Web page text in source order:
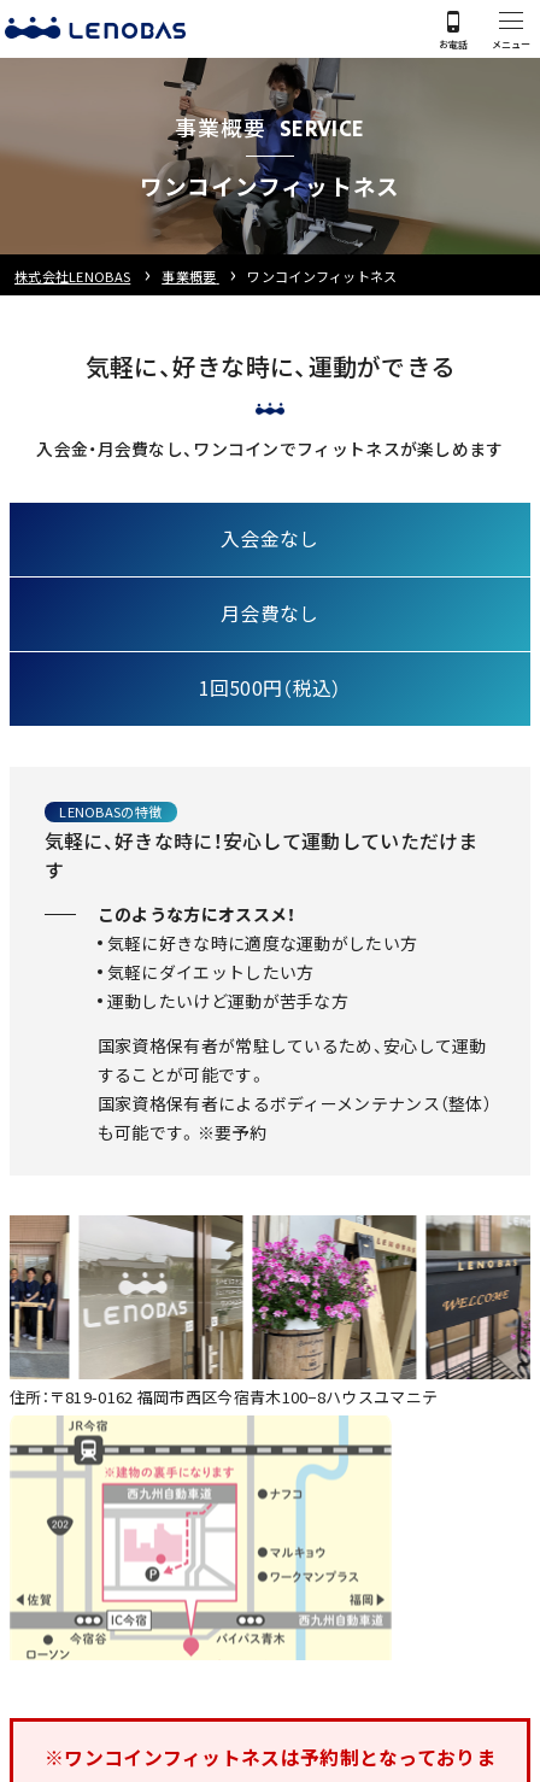
事業概要 SERVICE
ワンコインフィットネス
株式会社LENOBAS 事業概要 ワンコインフィットネス
気軽に、好きな時に、運動ができる
入会金・月会費なし、ワンコインでフィットネスが楽しめます
入会金なし
月会費なし
1回500円（税込）
LENOBASの特徴
気軽に、好きな時に！安心して運動していただけま
す
このような方にオススメ！
気軽に好きな時に適度な運動がしたい方
気軽にダイエットしたい方
運動したいけど運動が苦手な方
国家資格保有者が常駐しているため、安心して運動
することが可能です。
国家資格保有者によるボディーメンテナンス（整体）
も可能です。※要予約
住所：〒819-0162 福岡市西区今宿青木100−8ハウスユマニテ
※ワンコインフィットネスは予約制となっておりま